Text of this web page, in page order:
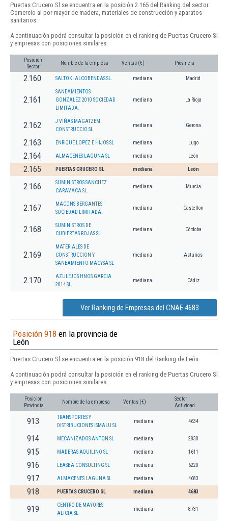
Puertas Crucero Sl se encuentra en la posición 2.165 del Ranking del sector
Comercio al por mayor de madera, materiales de construcción y aparatos
sanitarios.
A continuación podrá consultar la posición en el ranking de Puertas Crucero Sl
y empresas con posiciones similares:
Posición
Sector
Nombre de la empresa Ventas (€) Provincia
2.160 SALTOKI ALCOBENDAS SL. mediana Madrid
2.161
SANEAMIENTOS
GONZALEZ 2010 SOCIEDAD
LIMITADA.
mediana La Rioja
2.162
J VIÑAS MAGATZEM
CONSTRUCCIO SL
mediana Gerona
2.163 ENRIQUE LOPEZ E HIJOS SL mediana Lugo
2.164 ALMACENES LAGUNA SL mediana León
2.165 PUERTAS CRUCERO SL mediana León
2.166
SUMINISTROS SANCHEZ
CARAVACA SL.
mediana Murcia
2.167
MACONS BERGANTES
SOCIEDAD LIMITADA.
mediana Castellon
2.168
SUMINISTROS DE
CUBIERTAS ROJAS SL
mediana Córdoba
2.169
MATERIALES DE
CONSTRUCCION Y
SANEAMIENTO MACYSA SL
mediana Asturias
2.170
AZULEJOS HNOS GARCIA
2014 SL.
mediana Cádiz
Ver Ranking de Empresas del CNAE 4683
Posición 918 en la provincia de
León
Puertas Crucero Sl se encuentra en la posición 918 del Ranking de León.
A continuación podrá consultar la posición en el ranking de Puertas Crucero Sl
y empresas con posiciones similares:
Posición
Provincia
Nombre de la empresa Ventas (€)
Sector
Actividad
913
TRANSPORTES Y
DISTRIBUCIONES ISMALU SL
mediana 4634
914 MECANIZADOS ANTON SL mediana 2830
915 MADERAS AQUILINO SL mediana 1611
916 LEASBA CONSULTING SL mediana 6220
917 ALMACENES LAGUNA SL mediana 4683
918 PUERTAS CRUCERO SL mediana 4683
919
CENTRO DE MAYORES
ALICIA SL
mediana 8731